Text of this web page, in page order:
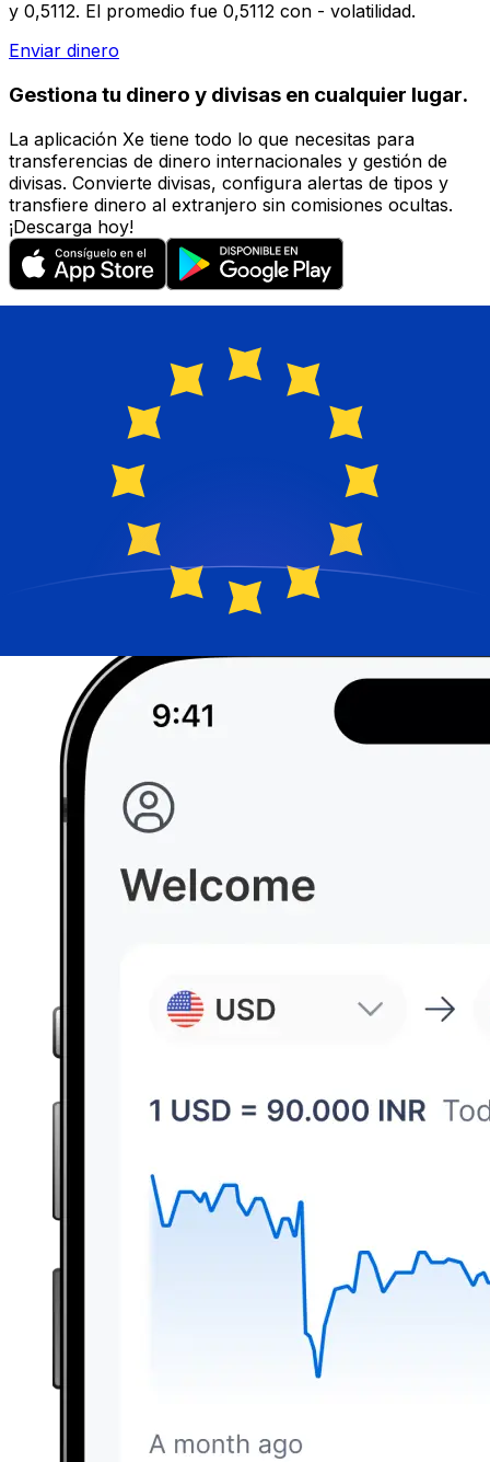
y 0,5112. El promedio fue 0,5112 con - volatilidad.
Enviar dinero
Gestiona tu dinero y divisas en cualquier lugar.
La aplicación Xe tiene todo lo que necesitas para
transferencias de dinero internacionales y gestión de
divisas. Convierte divisas, configura alertas de tipos y
transfiere dinero al extranjero sin comisiones ocultas.
¡Descarga hoy!